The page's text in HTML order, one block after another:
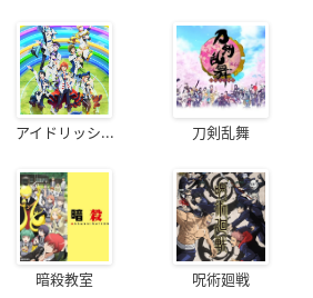
アイドリッシ... 刀剣乱舞
暗殺教室 呪術廻戦